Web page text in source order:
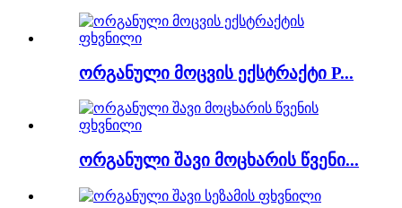
ორგანული მოცვის ექსტრაქტი P...
ორგანული შავი მოცხარის წვენი...